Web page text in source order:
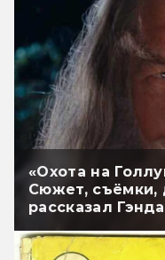
«Охота на
Сюжет, съёмки,
рассказал